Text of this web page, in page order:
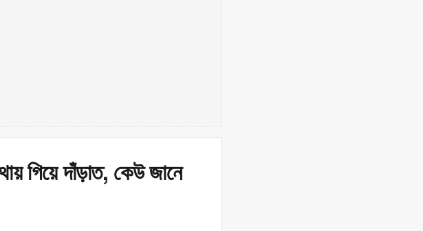
গিয়ে দাঁড়াত, কেউ জানে